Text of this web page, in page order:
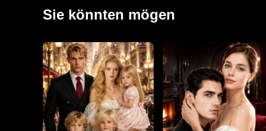
wurde auf den Kopf gestellt, von hoffnungsvollen
Sie könnten mögen